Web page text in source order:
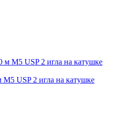
USP 2 игла на катушке